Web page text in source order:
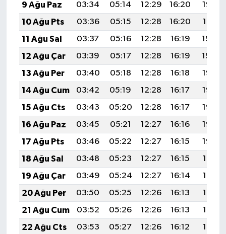
9 Ağu Paz
03:34 05:14 12:29 16:20
19:33
10 Ağu Pts
03:36 05:15 12:28 16:20
19:31
11 Ağu Sal
03:37 05:16 12:28 16:19
19:30
12 Ağu Çar
03:39 05:17 12:28 16:19
19:29
13 Ağu Per
03:40 05:18 12:28 16:18
19:28
14 Ağu Cum
03:42 05:19 12:28 16:17
19:26
15 Ağu Cts
03:43 05:20 12:28 16:17
19:25
16 Ağu Paz
03:45 05:21 12:27 16:16
19:23
17 Ağu Pts
03:46 05:22 12:27 16:15
19:22
18 Ağu Sal
03:48 05:23 12:27 16:15
19:21
19 Ağu Çar
03:49 05:24 12:27 16:14
19:19
20 Ağu Per
03:50 05:25 12:26 16:13
19:18
21 Ağu Cum
03:52 05:26 12:26 16:13
19:16
22 Ağu Cts
03:53 05:27 12:26 16:12
19:15